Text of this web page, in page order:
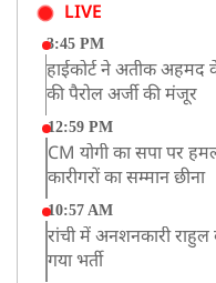
LIVE
3:45 PM
हाईकोर्ट ने अतीक
की पैरोल अर्जी की मंजूर
12:59 PM
CM योगी का सपा पर
कारीगरों का सम्मान छीना
10:57 AM
रांची में अनशनकारी
गया भर्ती